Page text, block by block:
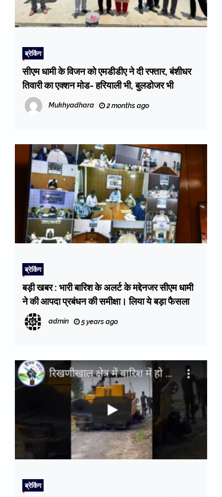
ब्रेकिंग
सीएम धामी के विजन को एमडीडीए ने दी रफ्तार, बंशीधर
तिवारी का एक्शन मोड- हरियाली भी, बुलडोजर भी
Mukhyadhara 2 months ago
ब्रेकिंग
बड़ी खबर : भारी बारिश के अलर्ट के मद्देनजर सीएम धामी
ने की आपदा प्रबंधन की समीक्षा। लिया ये बड़ा फैसला
admin 5 years ago
ब्रेकिंग